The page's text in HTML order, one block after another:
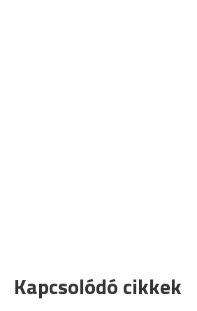
Kapcsolódó cikkek